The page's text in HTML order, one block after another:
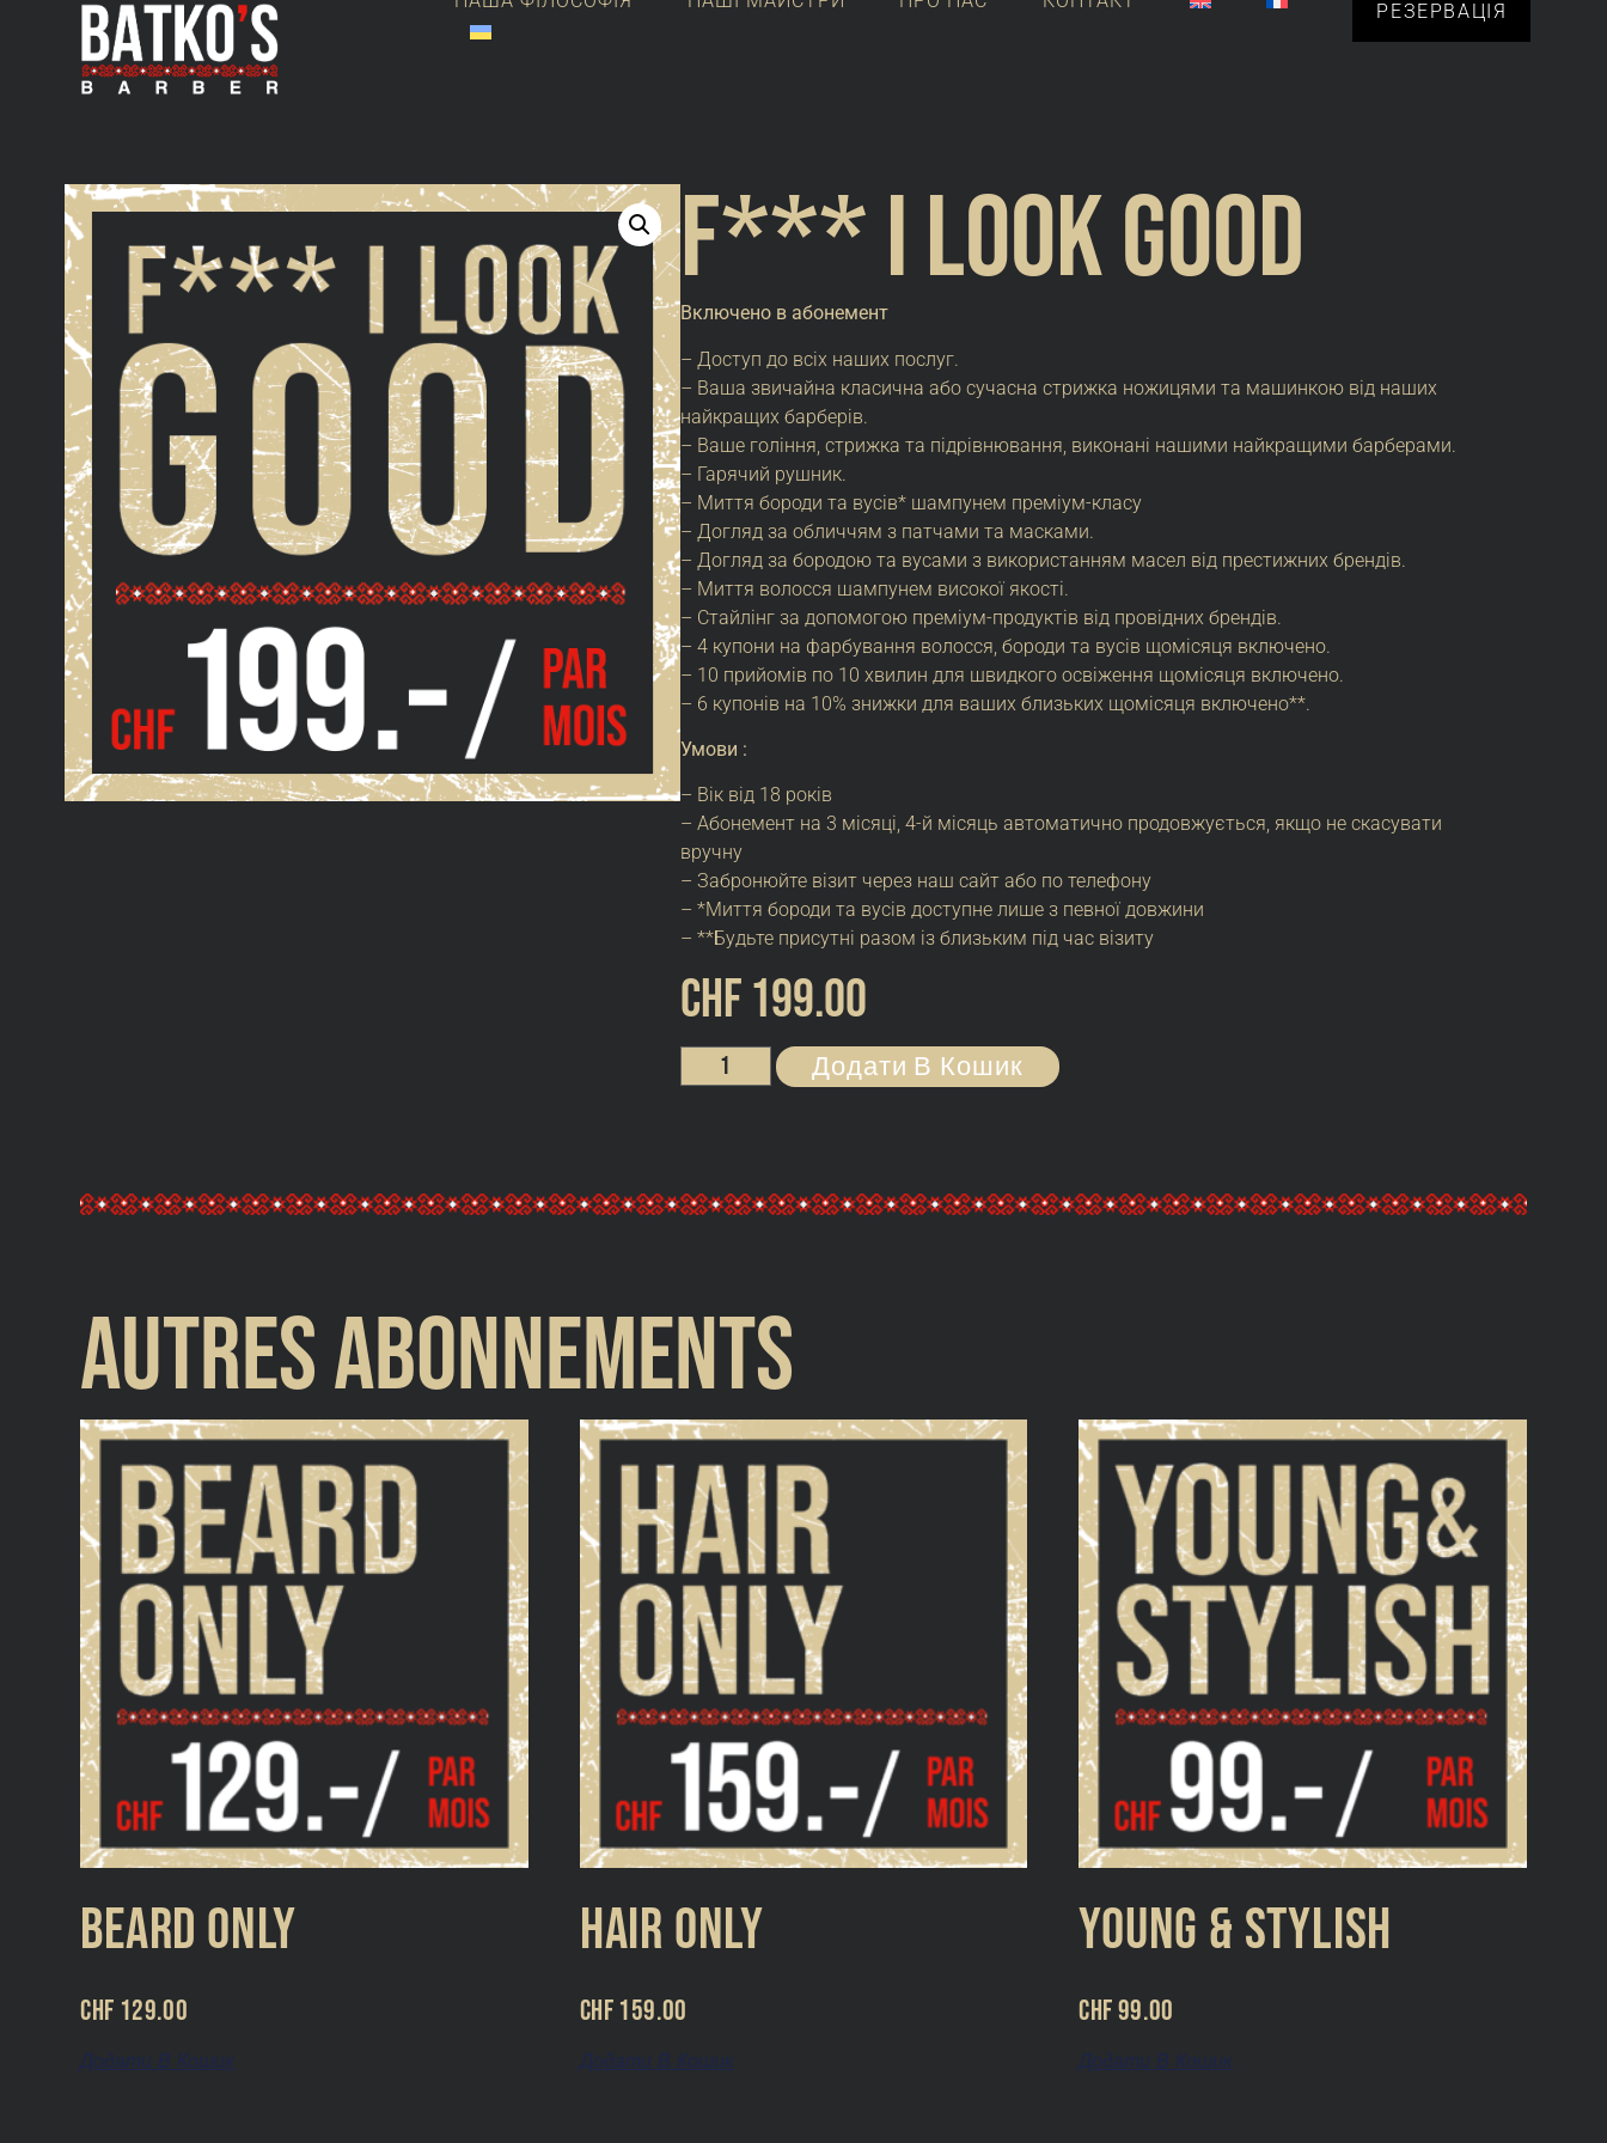
РЕЗЕРВАЦІЯ
F*** I Look Good
Включено в абонемент
– Доступ до всіх наших послуг.
– Ваша звичайна класична або сучасна стрижка ножицями та машинкою від наших
найкращих барберів.
– Ваше гоління, стрижка та підрівнювання, виконані нашими найкращими барберами.
– Гарячий рушник.
– Миття бороди та вусів* шампунем преміум-класу
– Догляд за обличчям з патчами та масками.
– Догляд за бородою та вусами з використанням масел від престижних брендів.
– Миття волосся шампунем високої якості.
– Стайлінг за допомогою преміум-продуктів від провідних брендів.
– 4 купони на фарбування волосся, бороди та вусів щомісяця включено.
– 10 прийомів по 10 хвилин для швидкого освіження щомісяця включено.
– 6 купонів на 10% знижки для ваших близьких щомісяця включено**.
Умови :
– Вік від 18 років
– Абонемент на 3 місяці, 4-й місяць автоматично продовжується, якщо не скасувати
вручну
– Забронюйте візит через наш сайт або по телефону
– *Миття бороди та вусів доступне лише з певної довжини
– **Будьте присутні разом із близьким під час візиту
CHF199.00
Додати В Кошик
Autres abonnements
Beard Only
CHF 129.00
Додати В Кошик
Hair Only
CHF159.00
Додати В Кошик
Young & Stylish
CHF99.00
Додати В Кошик